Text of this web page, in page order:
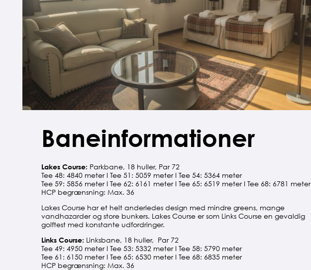
Baneinformationer
Lakes Course: Parkbane, 18 huller, Par 72
Tee 48: 4840 meter I Tee 51: 5059 meter I Tee 54: 5364 meter
Tee 59: 5856 meter I Tee 62: 6161 meter I Tee 65: 6519 meter I Tee 68: 6781 meter
HCP begrænsning: Max. 36
Lakes Course har et helt anderledes design med mindre greens, mange
vandhazarder og store bunkers. Lakes Course er som Links Course en gevaldig
golftest med konstante udfordringer.
Links Course: Linksbane, 18 huller, Par 72
Tee 49: 4950 meter I Tee 53: 5332 meter I Tee 58: 5790 meter
Tee 61: 6150 meter I Tee 65: 6530 meter I Tee 68: 6835 meter
HCP begrænsning: Max. 36